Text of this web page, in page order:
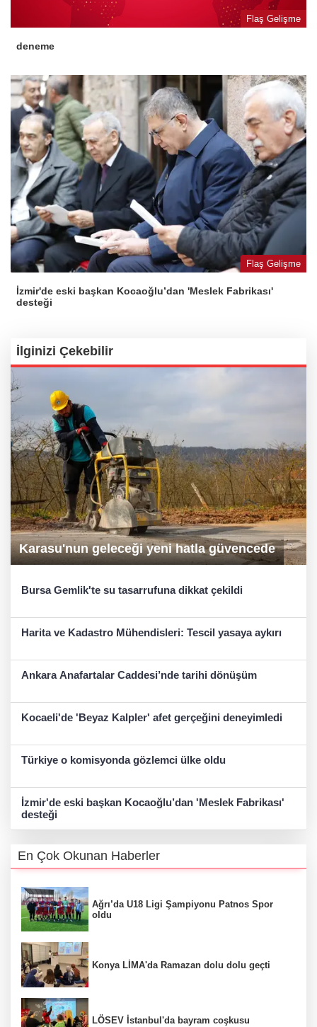
Flaş Gelişme
deneme
Flaş Gelişme
İzmir'de eski başkan Kocaoğlu’dan 'Meslek Fabrikası'
desteği
İlginizi Çekebilir
Karasu'nun geleceği yeni hatla güvencede
Bursa Gemlik'te su tasarrufuna dikkat çekildi
Harita ve Kadastro Mühendisleri: Tescil yasaya aykırı
Ankara Anafartalar Caddesi’nde tarihi dönüşüm
Kocaeli'de 'Beyaz Kalpler' afet gerçeğini deneyimledi
Türkiye o komisyonda gözlemci ülke oldu
İzmir'de eski başkan Kocaoğlu’dan 'Meslek Fabrikası'
desteği
En Çok Okunan Haberler
Ağrı’da U18 Ligi Şampiyonu Patnos Spor
oldu
Konya LİMA'da Ramazan dolu dolu geçti
LÖSEV İstanbul'da bayram coşkusu